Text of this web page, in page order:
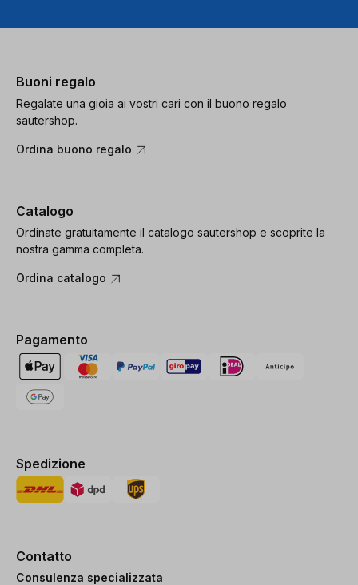
Buoni regalo
Regalate una gioia ai vostri cari con il buono regalo
sautershop.
Ordina buono regalo
Catalogo
Ordinate gratuitamente il catalogo sautershop e scoprite la
nostra gamma completa.
Ordina catalogo
Pagamento
Spedizione
Contatto
Consulenza specializzata